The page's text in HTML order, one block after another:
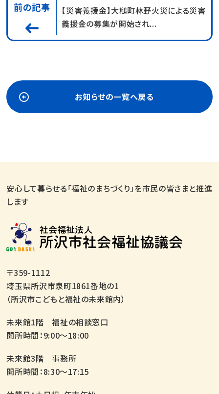
前の記事
【災害義援金】大槌町林野火災による災害
義援金の募集が開始され...
お知らせの一覧へ戻る
安心して暮らせる「福祉のまちづくり」を市民の皆さまと推進
します
〒359-1112
埼玉県所沢市泉町1861番地の1
（所沢市こどもと福祉の未来館内）
未来館1階 福祉の相談窓口
開所時間：9:00～18:00
未来館3階 事務所
開所時間：8:30～17:15